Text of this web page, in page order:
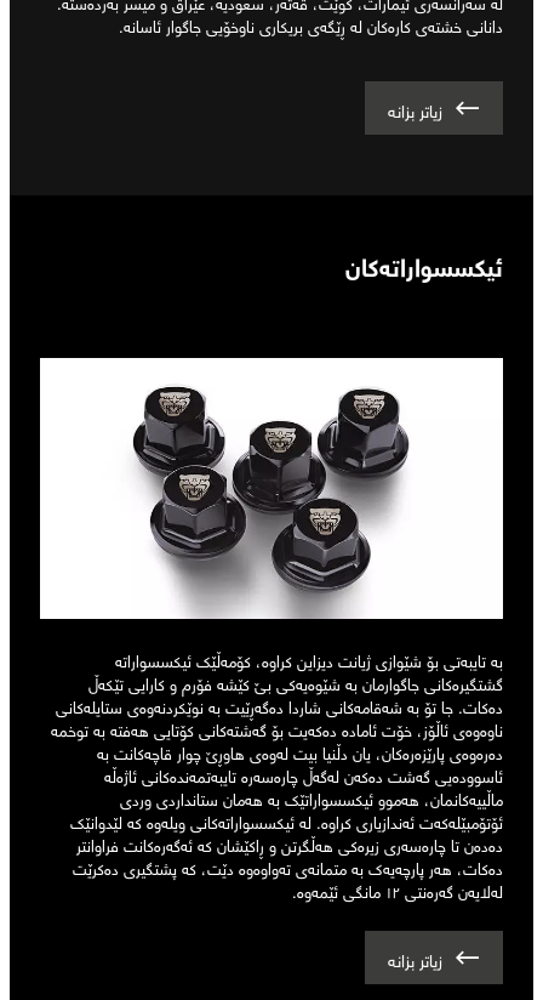
دانانی خشتەی کارەکان لە ڕێگەی بریکاری ناوخۆیی جاگوار ئاسانە.
زیاتر بزانە
ئیکسسواراتەکان
بە تایبەتی بۆ شێوازی ژیانت دیزاین کراوە، کۆمەڵێک ئیکسسواراتە
گشتگیرەکانی جاگوارمان بە شێوەیەکی بێ کێشە فۆرم و کارایی تێکەڵ
دەکات. جا تۆ بە شەقامەکانی شاردا دەگەڕێیت بە نوێکردنەوەی ستایلەکانی
ناوەوەی ئاڵۆز، خۆت ئامادە دەکەیت بۆ گەشتەکانی کۆتایی هەفتە بە توخمە
دەرەوەی پارێزەرەکان، یان دڵنیا بیت لەوەی هاوڕێ چوار قاچەکانت بە
ئاسوودەیی گەشت دەکەن لەگەڵ چارەسەرە تایبەتمەندەکانی ئاژەڵە
ماڵییەکانمان، هەموو ئیکسسواراتێک بە هەمان ستانداردی وردی
ئۆتۆمبێلەکەت ئەندازیاری کراوە. لە ئیکسسواراتەکانی ویلەوە کە لێدوانێک
دەدەن تا چارەسەری زیرەکی هەڵگرتن و ڕاکێشان کە ئەگەرەکانت فراوانتر
دەکات، هەر پارچەیەک بە متمانەی تەواوەوە دێت، کە پشتگیری دەکرێت
لەلایەن گەرەنتی ١٢ مانگی ئێمەوە.
زیاتر بزانە